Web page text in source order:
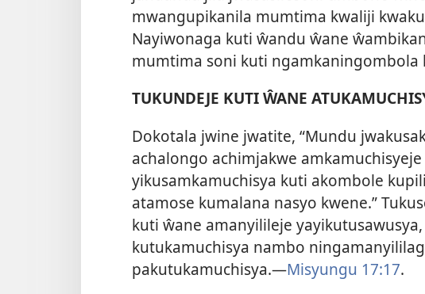
mwangupikanila mumtima kwaliji
Nayiwonaga kuti ŵandu ŵane
mumtima soni kuti ngamkaningombola
TUKUNDEJE KUTI ŴANE
Dokotala jwine jwatite, “Mundu
achalongo achimjakwe
yikusamkamuchisya kuti akombole
atamose kumalana nasyo kwene.”
kuti ŵane amanyilileje
kutukamuchisya nambo
pakutukamuchisya.—Misyungu 17:17.